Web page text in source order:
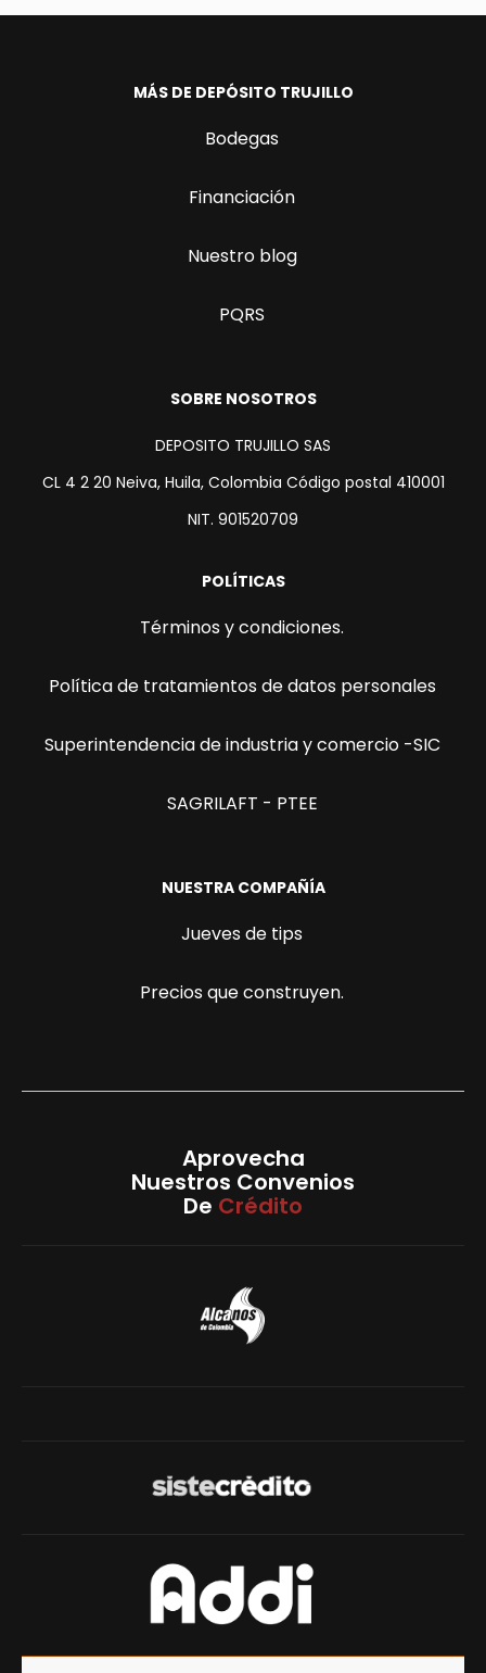
MÁS DE DEPÓSITO TRUJILLO
Bodegas
Financiación
Nuestro blog
PQRS
SOBRE NOSOTROS
DEPOSITO TRUJILLO SAS
CL 4 2 20 Neiva, Huila, Colombia Código postal 410001
NIT. 901520709
POLÍTICAS
Términos y condiciones.
Política de tratamientos de datos personales
Superintendencia de industria y comercio -SIC
SAGRILAFT - PTEE
NUESTRA COMPAÑÍA
Jueves de tips
Precios que construyen.
Aprovecha
Nuestros Convenios
De Crédito